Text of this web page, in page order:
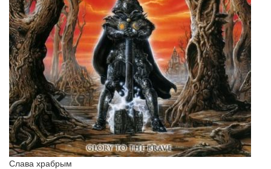
Слава храбрым